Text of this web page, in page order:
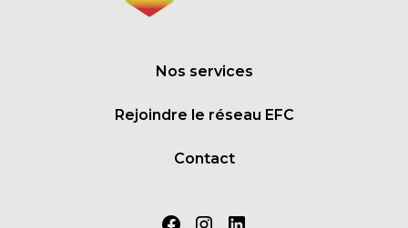
Nos services
Rejoindre le réseau EFC
Contact